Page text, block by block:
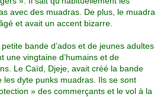
avec des muadras. De plus, le muadra
et avait un accent bizarre.
bande d’ados et de jeunes adultes
une vingtaine d’humains et de
Le Caïd, Djeje, avait créé la bande
les dyte punks muadras. Ils se sont
» des commerçants et le vol à la